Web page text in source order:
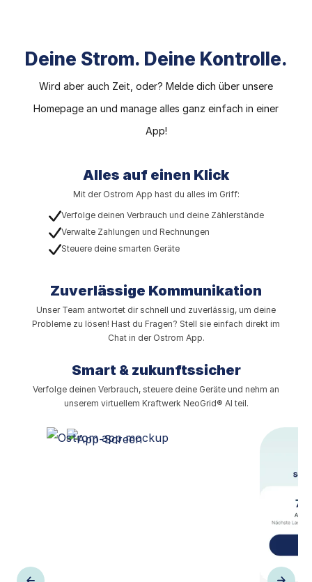
Deine Strom. Deine Kontrolle.
Wird aber auch Zeit, oder? Melde dich über unsere
Homepage an und manage alles ganz einfach in einer
App!
Alles auf einen Klick
Mit der Ostrom App hast du alles im Griff:
Verfolge deinen Verbrauch und deine Zählerstände
Verwalte Zahlungen und Rechnungen
Steuere deine smarten Geräte
Zuverlässige Kommunikation
Unser Team antwortet dir schnell und zuverlässig, um deine
Probleme zu lösen! Hast du Fragen? Stell sie einfach direkt im
Chat in der Ostrom App.
Smart & zukunftssicher
Verfolge deinen Verbrauch, steuere deine Geräte und nehm an
unserem virtuellem Kraftwerk NeoGrid® AI teil.